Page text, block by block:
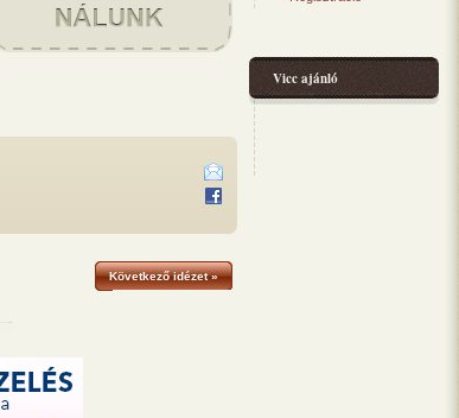
Következő idézet »
Vicc ajánló